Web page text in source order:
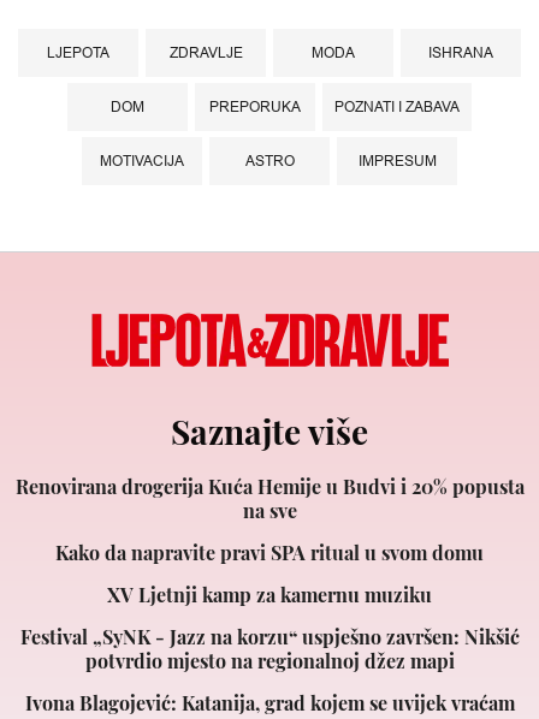
LJEPOTA ZDRAVLJE MODA ISHRANA
DOM PREPORUKA POZNATI I ZABAVA
MOTIVACIJA ASTRO IMPRESUM
Saznajte više
Renovirana drogerija Kuća Hemije u Budvi i 20% popusta
na sve
Kako da napravite pravi SPA ritual u svom domu
XV Ljetnji kamp za kamernu muziku
Festival „SyNK - Jazz na korzu“ uspješno završen: Nikšić
potvrdio mjesto na regionalnoj džez mapi
Ivona Blagojević: Katanija, grad kojem se uvijek vraćam